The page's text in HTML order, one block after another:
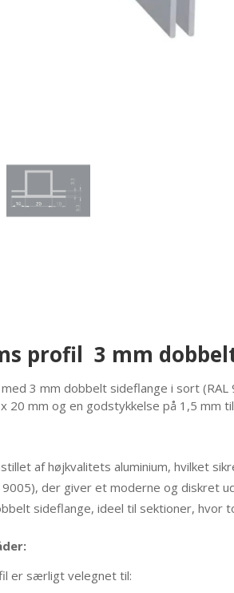
profil 3 mm
3 mm dobbelt sideflange i sort
20 mm og en godstykkelse på 1,5
af højkvalitets aluminium, hvilket
9005), der giver et moderne og diskret
sideflange, ideel til sektioner, hvor
er særligt velegnet til: